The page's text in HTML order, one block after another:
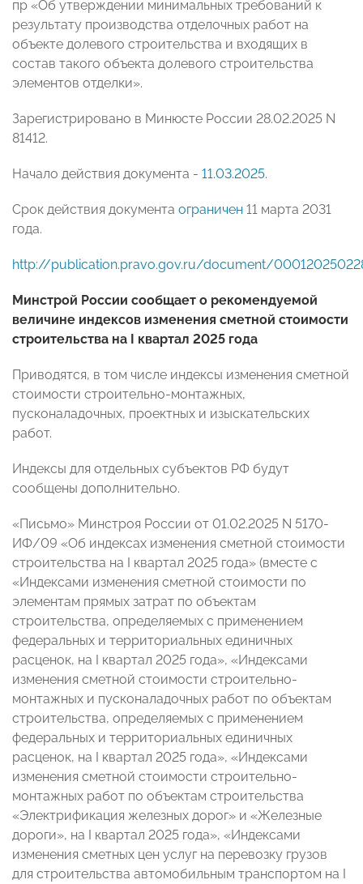
пр «Об утверждении минимальных требований к
результату производства отделочных работ на
объекте долевого строительства и входящих в
состав такого объекта долевого строительства
элементов отделки».
Зарегистрировано в Минюсте России 28.02.2025 N
81412.
Начало действия документа - 11.03.2025.
Срок действия документа ограничен 11 марта 2031
года.
http://publication.pravo.gov.ru/document/
Минстрой России сообщает о рекомендуемой
величине индексов изменения сметной стоимости
строительства на I квартал 2025 года
Приводятся, в том числе индексы изменения сметной
стоимости строительно-монтажных,
пусконаладочных, проектных и изыскательских
работ.
Индексы для отдельных субъектов РФ будут
сообщены дополнительно.
«Письмо» Минстроя России от 01.02.2025 N 5170-
ИФ/09 «Об индексах изменения сметной стоимости
строительства на I квартал 2025 года» (вместе с
«Индексами изменения сметной стоимости по
элементам прямых затрат по объектам
строительства, определяемых с применением
федеральных и территориальных единичных
расценок, на I квартал 2025 года», «Индексами
изменения сметной стоимости строительно-
монтажных и пусконаладочных работ по объектам
строительства, определяемых с применением
федеральных и территориальных единичных
расценок, на I квартал 2025 года», «Индексами
изменения сметной стоимости строительно-
монтажных работ по объектам строительства
«Электрификация железных дорог» и «Железные
дороги», на I квартал 2025 года», «Индексами
изменения сметных цен услуг на перевозку грузов
для строительства автомобильным транспортом на I